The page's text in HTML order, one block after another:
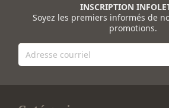
INSCRIPTION
Soyez les premiers informés de
promotions.